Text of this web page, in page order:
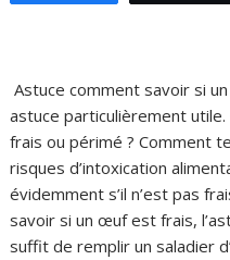
Astuce comment savoir si
astuce particulièrement
frais ou périmé ? Comment
risques d’intoxication
évidemment s’il n’est pas
savoir si un œuf est frais,
suffit de remplir un saladier